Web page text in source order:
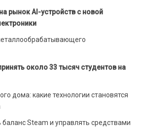
рынок AI-устройств с новой
около 33 тысяч студентов на
дома: какие технологии становятся
баланс Steam и управлять средствами